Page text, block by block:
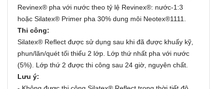
Revinex® pha với nước theo tỷ lệ Revinex®: nước-1:3
hoặc Silatex® Primer pha 30% dung môi Neotex®1111.
Thi công:
Silatex® Reflect được sử dụng sau khi đã được khuấy kỹ,
phun/lăn/quét tối thiểu 2 lớp. Lớp thứ nhất pha với nước
(5%). Lớp thứ 2 được thi công sau 24 giờ, nguyên chất.
Lưu ý: